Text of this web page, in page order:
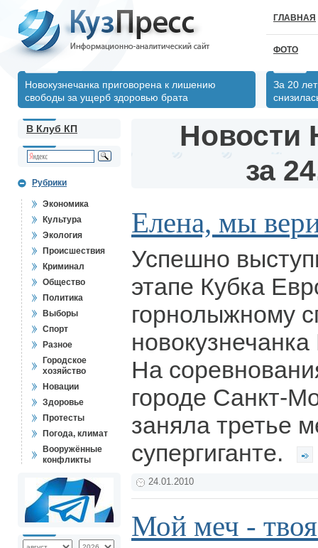
ГЛАВНАЯ
ФОТО
Новокузнечанка приговорена к лишению
свободы за ущерб здоровью брата
За 20
В Клуб КП
Рубрики
Экономика
Культура
Экология
Происшествия
Криминал
Общество
Политика
Выборы
Спорт
Разное
Городское
хозяйство
Новации
Здоровье
Протесты
Погода, климат
Вооружённые
конфликты
Новости
за
Елена, мы
Успешно
этапе Кубка
горнолыжному
На
городе Санкт-
заняла третье
супергиганте.
24.01.2010
Мой меч -